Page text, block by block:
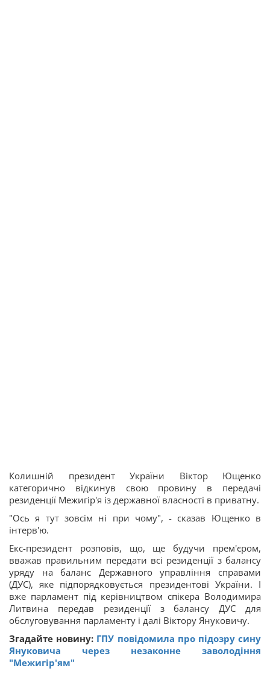
Колишній президент України Віктор Ющенко
категорично відкинув свою провину в передачі
резиденції Межигір'я із державної власності в приватну.
"Ось я тут зовсім ні при чому", - сказав Ющенко в
інтерв'ю.
Екс-президент розповів, що, ще будучи прем'єром,
вважав правильним передати всі резиденції з балансу
уряду на баланс Державного управління справами
(ДУС), яке підпорядковується президентові України. І
вже парламент під керівництвом спікера Володимира
Литвина передав резиденції з балансу ДУС для
обслуговування парламенту і далі Віктору Януковичу.
Згадайте новину: ГПУ повідомила про підозру сину
Януковича через незаконне заволодіння
"Межигір'ям"